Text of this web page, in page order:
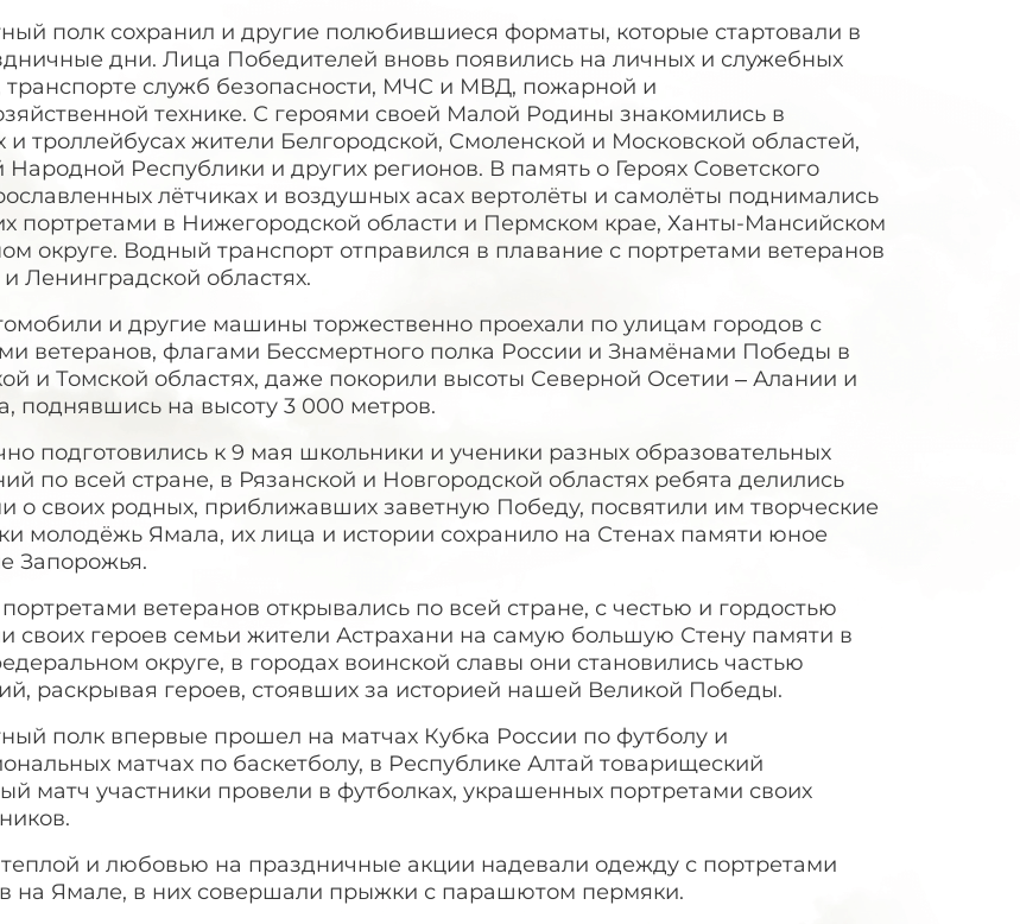
полк сохранил и другие полюбившиеся форматы, которые стартовали в
дни. Лица Победителей вновь появились на личных и служебных
служб безопасности, МЧС и МВД, пожарной и
технике. С героями своей Малой Родины знакомились в
и троллейбусах жители Белгородской, Смоленской и Московской областей,
Республики и других регионов. В память о Героях Советского
лётчиках и воздушных асах вертолёты и самолёты поднимались
портретами в Нижегородской области и Пермском крае, Ханты-Мансийском
округе. Водный транспорт отправился в плавание с портретами ветеранов
Ленинградской областях.
и другие машины торжественно проехали по улицам городов с
ветеранов, флагами Бессмертного полка России и Знамёнами Победы в
и Томской областях, даже покорили высоты Северной Осетии – Алании и
поднявшись на высоту 3 000 метров.
подготовились к 9 мая школьники и ученики разных образовательных
по всей стране, в Рязанской и Новгородской областях ребята делились
о своих родных, приближавших заветную Победу, посвятили им творческие
молодёжь Ямала, их лица и истории сохранило на Стенах памяти юное
Запорожья.
ветеранов открывались по всей стране, с честью и гордостью
своих героев семьи жители Астрахани на самую большую Стену памяти в
округе, в городах воинской славы они становились частью
раскрывая героев, стоявших за историей нашей Великой Победы.
полк впервые прошел на матчах Кубка России по футболу и
матчах по баскетболу, в Республике Алтай товарищеский
матч участники провели в футболках, украшенных портретами своих
и любовью на праздничные акции надевали одежду с портретами
на Ямале, в них совершали прыжки с парашютом пермяки.